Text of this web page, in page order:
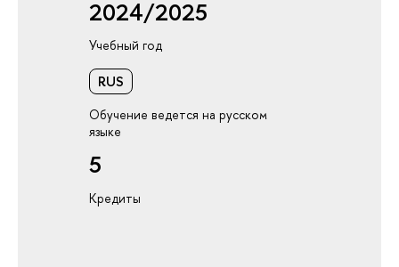
2024/2025
Учебный год
RUS
Обучение ведется на русском
языке
5
Кредиты